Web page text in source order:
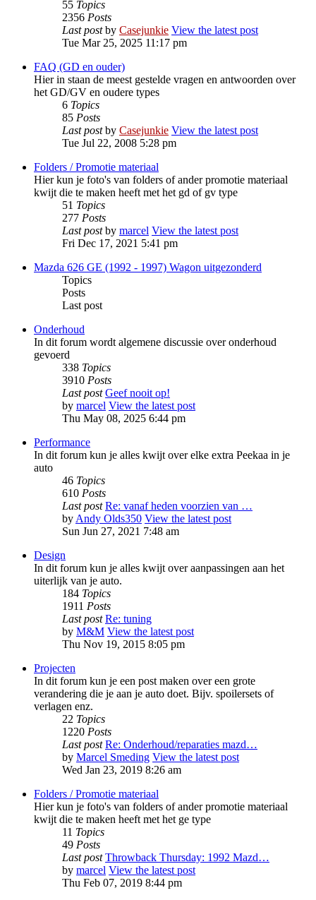
55 Topics
2356 Posts
Last postby Casejunkie View the latest post
Tue Mar 25, 2025 11:17 pm
FAQ (GD en ouder)
Hier in staan de meest gestelde vragen en antwoorden over
het GD/GV en oudere types
6 Topics
85 Posts
Last postby Casejunkie View the latest post
Tue Jul 22, 2008 5:28 pm
Folders / Promotie materiaal
Hier kun je foto's van folders of ander promotie materiaal
kwijt die te maken heeft met het gd of gv type
51 Topics
277 Posts
Last postby marcel View the latest post
Fri Dec 17, 2021 5:41 pm
Mazda 626 GE (1992 - 1997) Wagon uitgezonderd
Topics
Posts
Last post
Onderhoud
In dit forum wordt algemene discussie over onderhoud
gevoerd
338 Topics
3910 Posts
Last post Geef nooit op!
by marcel View the latest post
Thu May 08, 2025 6:44 pm
Performance
In dit forum kun je alles kwijt over elke extra Peekaa in je
auto
46 Topics
610 Posts
Last post Re: vanaf heden voorzien van …
byAndy Olds350 View the latest post
Sun Jun 27, 2021 7:48 am
Design
In dit forum kun je alles kwijt over aanpassingen aan het
uiterlijk van je auto.
184 Topics
1911 Posts
Last post Re: tuning
by M&M View the latest post
Thu Nov 19, 2015 8:05 pm
Projecten
In dit forum kun je een post maken over een grote
verandering die je aan je auto doet. Bijv. spoilersets of
verlagen enz.
22 Topics
1220 Posts
Last post Re: Onderhoud/reparaties mazd…
by Marcel Smeding View the latest post
Wed Jan 23, 2019 8:26 am
Folders / Promotie materiaal
Hier kun je foto's van folders of ander promotie materiaal
kwijt die te maken heeft met het ge type
11 Topics
49 Posts
Last post Throwback Thursday: 1992 Mazd…
by marcel View the latest post
Thu Feb 07, 2019 8:44 pm